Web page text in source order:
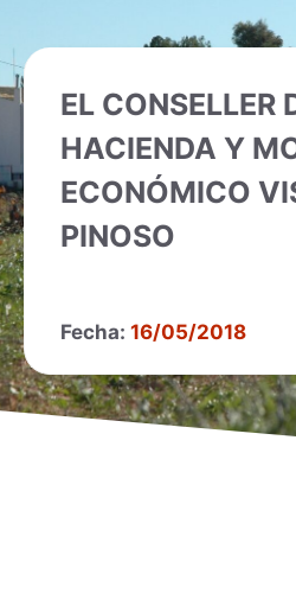
EL CONSELLER
HACIENDA Y
ECONÓMICO
PINOSO
Fecha: 16/05/2018